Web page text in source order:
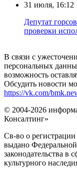
31 июля, 16:12
Депутат
проверки
В связи с
персональных
возможность
Обсудить новости
https://vk.com/
© 2004-2026
Консалтинг»
Св-во о
выдано
законодательства в
культурного